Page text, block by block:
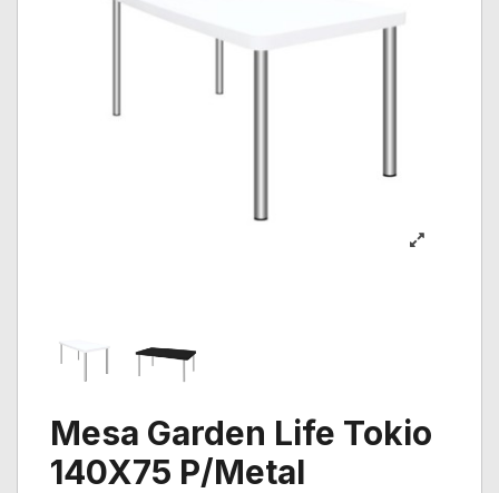
Mesa Garden Life Tokio
140X75 P/Metal